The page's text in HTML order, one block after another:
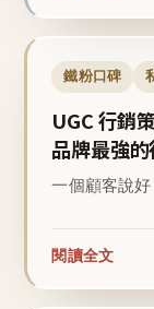
鐵粉口碑
UGC 行銷
品牌最強
一個顧客說好
閱讀全文